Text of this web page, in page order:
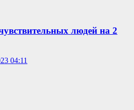
людей на 2
04:11